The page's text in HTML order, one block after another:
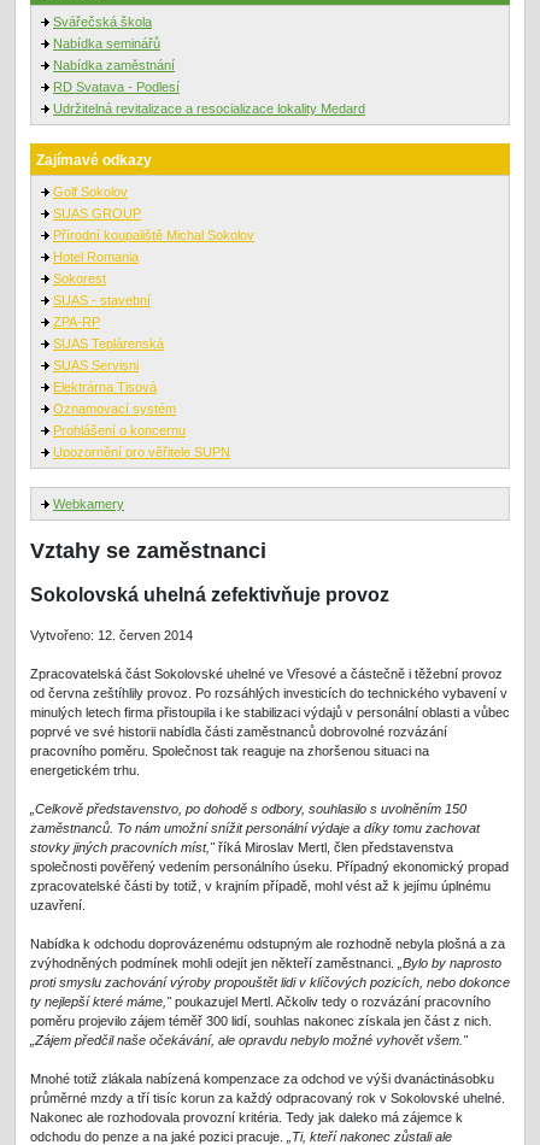
Svářečská škola
Nabídka seminářů
Nabídka zaměstnání
RD Svatava - Podlesí
Udržitelná revitalizace a resocializace lokality Medard
Zajímavé odkazy
Golf Sokolov
SUAS GROUP
Přírodní koupaliště Michal Sokolov
Hotel Romania
Sokorest
SUAS - stavební
ZPA-RP
SUAS Teplárenská
SUAS Servisni
Elektrárna Tisová
Oznamovací systém
Prohlášení o koncernu
Upozornění pro věřitele SUPN
Webkamery
Vztahy se zaměstnanci
Sokolovská uhelná zefektivňuje provoz
Vytvořeno: 12. červen 2014
Zpracovatelská část Sokolovské uhelné ve Vřesové a částečně i těžební provoz
od června zeštíhlily provoz. Po rozsáhlých investicích do technického vybavení v
minulých letech firma přistoupila i ke stabilizaci výdajů v personální oblasti a vůbec
poprvé ve své historii nabídla části zaměstnanců dobrovolné rozvázání
pracovního poměru. Společnost tak reaguje na zhoršenou situaci na
energetickém trhu.
„Celkově představenstvo, po dohodě s odbory, souhlasilo s uvolněním 150
zaměstnanců. To nám umožní snížit personální výdaje a díky tomu zachovat
stovky jiných pracovních míst,"říká Miroslav Mertl, člen představenstva
společnosti pověřený vedením personálního úseku. Případný ekonomický propad
zpracovatelské části by totiž, v krajním případě, mohl vést až k jejímu úplnému
uzavření.
Nabídka k odchodu doprovázenému odstupným ale rozhodně nebyla plošná a za
zvýhodněných podmínek mohli odejít jen někteří zaměstnanci.
„Bylo by naprosto
proti smyslu zachování výroby propouštět lidi v klíčových pozicích, nebo dokonce
ty nejlepší které máme,"poukazujel Mertl. Ačkoliv tedy o rozvázání pracovního
poměru projevilo zájem téměř 300 lidí, souhlas nakonec získala jen část z nich.
„Zájem předčil naše očekávání, ale opravdu nebylo možné vyhovět všem."
Mnohé totiž zlákala nabízená kompenzace za odchod ve výši dvanáctinásobku
průměrné mzdy a tří tisíc korun za každý odpracovaný rok v Sokolovské uhelné.
Nakonec ale rozhodovala provozní kritéria. Tedy jak daleko má zájemce k
odchodu do penze a na jaké pozici pracuje.
„Ti, kteří nakonec zůstali ale